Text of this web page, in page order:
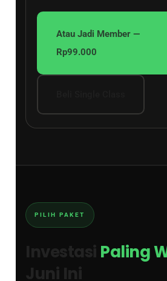
Atau Jadi Member —
Rp99.000
PILIH PAKET
Paling